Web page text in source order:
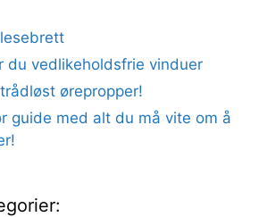
du vedlikeholdsfrie vinduer
ørepropper!
guide med alt du må vite om å